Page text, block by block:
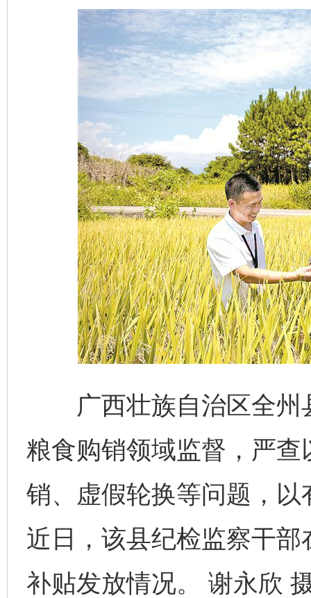
广西壮族自治区全州
粮食购销领域监督，严
销、虚假轮换等问题，以
近日，该县纪检监察干
补贴发放情况。 谢永欣